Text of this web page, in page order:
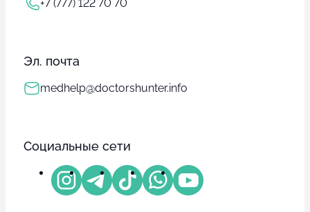
+7 (777) 122 70 70
Эл. почта
medhelp@doctorshunter.info
Социальные сети